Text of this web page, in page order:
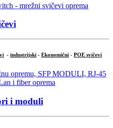
- industrijski - Ekonomični - POE svičevi
i moduli